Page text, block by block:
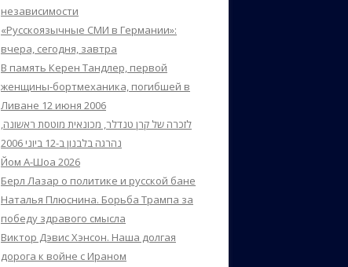
независимости
«Русскоязычные СМИ в Германии»:
вчера, сегодня, завтра
В память Керен Тандлер, первой
женщины-бортмеханика, погибшей в
Ливане 12 июня 2006
לזכרה של קרן טנדלר, מכונאית מוטסת ראשונה,
נהרגה בלבנון ב-12 ביוני 2006
Йом А-Шоа 2026
Берл Лазар о политике и русской бане
Наталья Плюснина. Борьба Трампа за
победу здравого смысла
Виктор Дэвис Хэнсон. Наша долгая
дорога к войне с Ираном